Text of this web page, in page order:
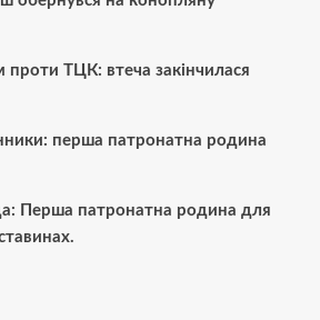
проти ТЦК: втеча закінчилася
перша патронатна родина
Перша патронатна родина для